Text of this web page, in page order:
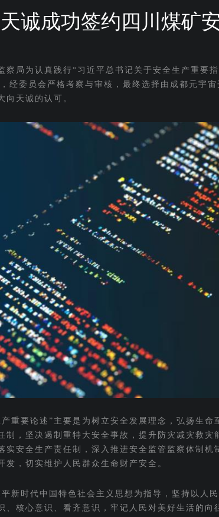
诚成功签约四川煤矿
察局为认真践行“习近平总书记关于安全生产重要
经委员会严格考察与审核，最终选择由成都元宇
向天诚的认可。
重要论述”主要是为树立安全发展理念，弘扬生
制，坚决遏制重特大安全事故，提升防灾减灾救灾
实安全生产责任制，深入推进安全监管监察体制机
发，切实维护人民群众生命财产安全。
新时代中国特色社会主义思想为指导，坚持以人
、核心意识、看齐意识，牢记人民对美好生活的向